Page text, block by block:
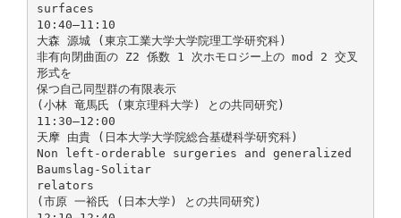
surfaces
10:40–11:10
大森 源城 (東京工業大学大学院理工学研究科)
非有向閉曲面の Z2 係数 1 次ホモロジー上の mod 2 交叉
形式を
保つ自己同型群の有限表示
(小林 竜馬氏 (東京理科大学) との共同研究)
11:30–12:00
天摩 由貴 (日本大学大学院総合基礎科学研究科)
Non left-orderable surgeries and generalized
Baumslag-Solitar
relators
(市原 一裕氏 (日本大学) との共同研究)